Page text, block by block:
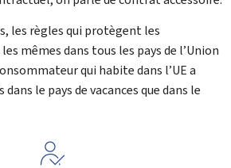
les règles qui protègent les
mêmes dans tous les pays de l’Union
qui habite dans l’UE a
le pays de vacances que dans le